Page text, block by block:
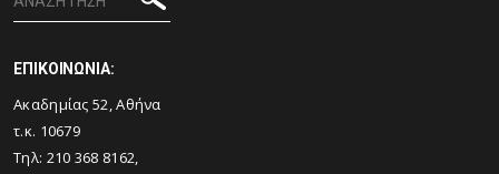
ΕΠΙΚΟΙΝΩΝΙΑ:
Ακαδημίας 52, Αθήνα
τ.κ. 10679
Τηλ: 210 368 8162,